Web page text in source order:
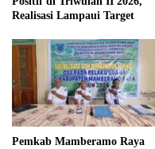
Realisasi Lampaui Target
Pemkab Mamberamo Raya